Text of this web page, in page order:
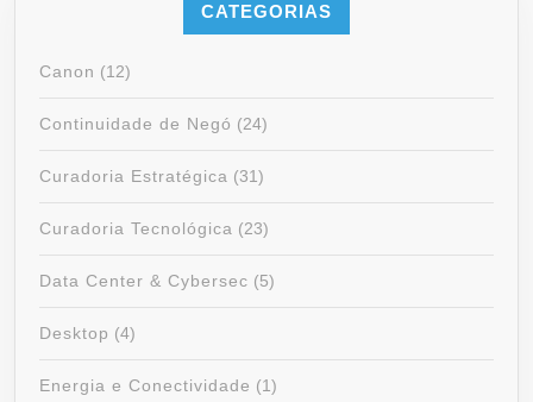
CATEGORIAS
Canon (12)
Continuidade de Negó (24)
Curadoria Estratégica (31)
Curadoria Tecnológica (23)
Data Center & Cybersec (5)
Desktop (4)
Energia e Conectividade (1)